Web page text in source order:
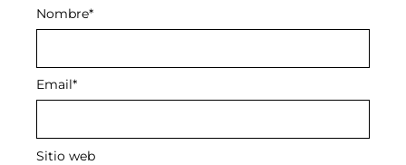
Nombre*
Email*
Sitio web
Alternative: